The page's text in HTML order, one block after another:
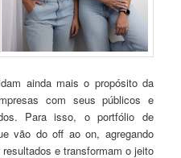
ainda mais o propósito da
com seus públicos e
Para isso, o portfólio de
vão do off ao on, agregando
e transformam o jeito